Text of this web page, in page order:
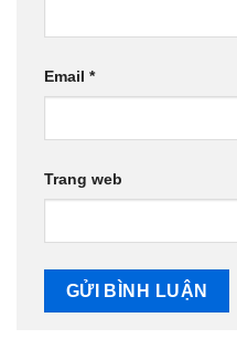
Email *
Trang web